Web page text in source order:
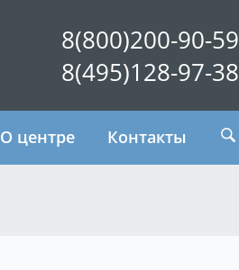
8(800)200-90-59
8(495)128-97-38
О центре Контакты